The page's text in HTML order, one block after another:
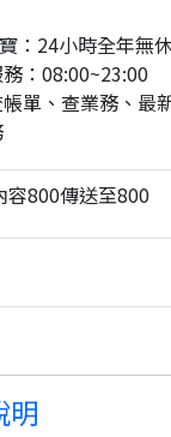
：24小時全年無休
：08:00~23:00
單、查業務、最
容800傳送至800
明